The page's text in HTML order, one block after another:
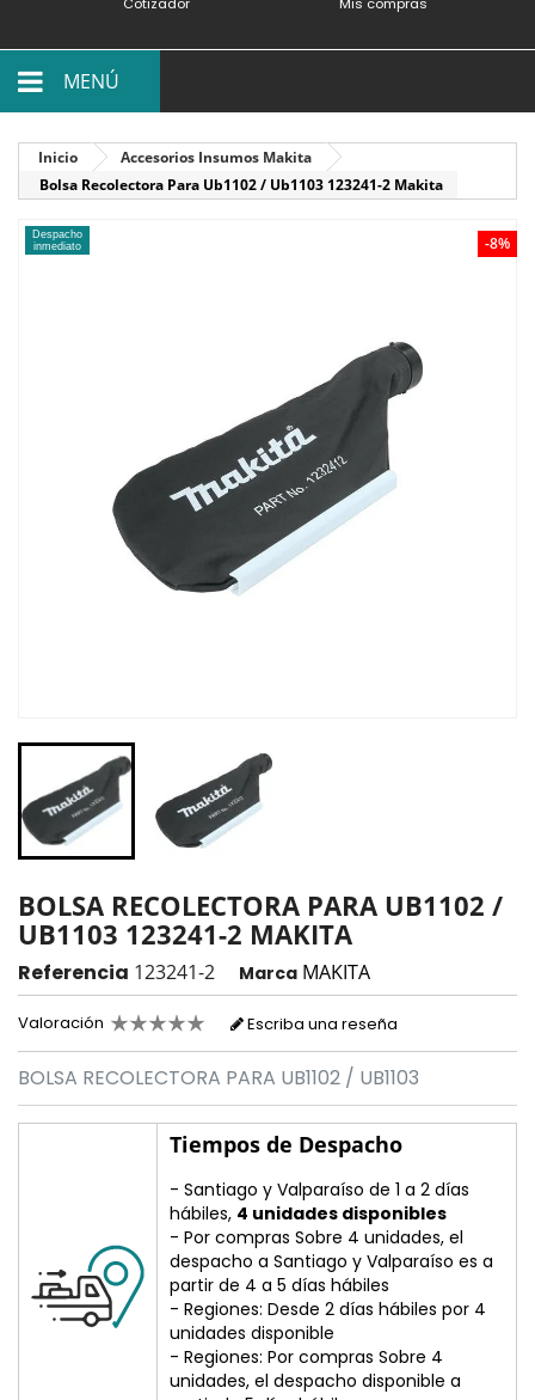
MENÚ
Inicio
Accesorios Insumos Makita
Bolsa Recolectora Para Ub1102 / Ub1103 123241-2 Makita
-8%
Despacho
inmediato
BOLSA RECOLECTORA PARA UB1102 /
UB1103 123241-2 MAKITA
Referencia 123241-2 Marca MAKITA
Valoración Escriba una reseña
BOLSA RECOLECTORA PARA UB1102 / UB1103
Tiempos de Despacho
- Santiago y Valparaíso de 1 a 2 días
hábiles, 4 unidades disponibles
- Por compras Sobre 4 unidades, el
despacho a Santiago y Valparaíso es a
partir de 4 a 5 días hábiles
- Regiones: Desde 2 días hábiles por 4
unidades disponible
- Regiones: Por compras Sobre 4
unidades, el despacho disponible a